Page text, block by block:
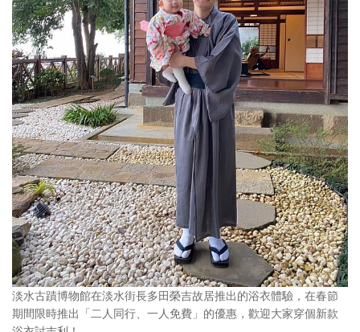
淡水古蹟博物館在淡水街長多田榮吉故居推出的浴衣體驗，在春節
期間限時推出「二人同行、一人免費」的優惠，歡迎大家穿個新款